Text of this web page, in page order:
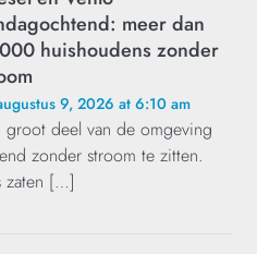
meer dan
huishoudens zonder
9, 2026 at 6:10 am
groot deel van de omgeving
zonder stroom te zitten.
zaten […]